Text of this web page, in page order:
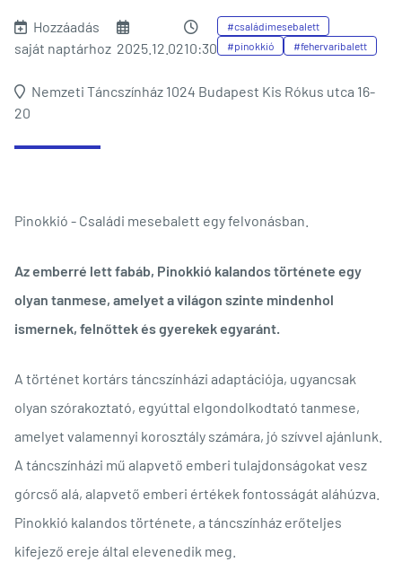
Hozzáadás
saját naptárhoz 2025.12.0210:30
#családimesebalett
#pinokkió
#fehervaribalett
Nemzeti Táncszínház 1024 Budapest Kis Rókus utca 16-
20
Pinokkió - Családi mesebalett egy felvonásban.
Az emberré lett fabáb, Pinokkió kalandos története egy
olyan tanmese, amelyet a világon szinte mindenhol
ismernek, felnőttek és gyerekek egyaránt.
A történet kortárs táncszínházi adaptációja, ugyancsak
olyan szórakoztató, egyúttal elgondolkodtató tanmese,
amelyet valamennyi korosztály számára, jó szívvel ajánlunk.
A táncszínházi mű alapvető emberi tulajdonságokat vesz
górcső alá, alapvető emberi értékek fontosságát aláhúzva.
Pinokkió kalandos története, a táncszínház erőteljes
kifejező ereje által elevenedik meg.